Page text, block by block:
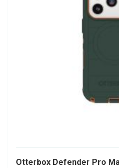
Otterbox Defender Pro